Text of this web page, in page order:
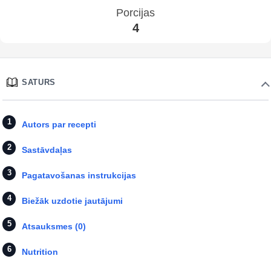
Porcijas
4
SATURS
Autors par recepti
Sastāvdaļas
Pagatavošanas instrukcijas
Biežāk uzdotie jautājumi
Atsauksmes (0)
Nutrition